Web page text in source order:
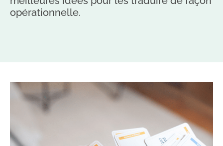
opérationnelle.